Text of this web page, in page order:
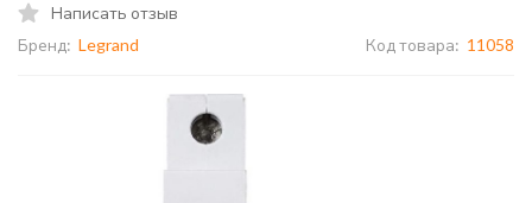
Написать отзыв
Бренд: Legrand Код товара: 11058